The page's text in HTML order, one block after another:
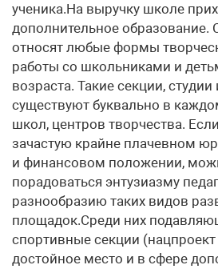
ученика.На выручку школе
дополнительное образование.
относят любые формы
работы со школьниками и
возраста. Такие секции,
существуют буквально в
школ, центров творчества.
зачастую крайне плачевном
и финансовом положении,
порадоваться энтузиазму
разнообразию таких видов
площадок.Среди них
спортивные секции
достойное место и в сфере